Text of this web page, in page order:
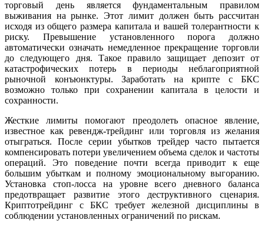
торговый день является фундаментальным правилом
выживания на рынке. Этот лимит должен быть рассчитан
исходя из общего размера капитала и вашей толерантности к
риску. Превышение установленного порога должно
автоматически означать немедленное прекращение торговли
до следующего дня. Такое правило защищает депозит от
катастрофических потерь в периоды неблагоприятной
рыночной конъюнктуры. Заработать на крипте с БКС
возможно только при сохранении капитала в целости и
сохранности.
Жесткие лимиты помогают преодолеть опасное явление,
известное как ревендж-трейдинг или торговля из желания
отыграться. После серии убытков трейдер часто пытается
компенсировать потери увеличением объема сделок и частоты
операций. Это поведение почти всегда приводит к еще
большим убыткам и полному эмоциональному выгоранию.
Установка стоп-лосса на уровне всего дневного баланса
предотвращает развитие этого деструктивного сценария.
Криптотрейдинг с БКС требует железной дисциплины в
соблюдении установленных ограничений по рискам.